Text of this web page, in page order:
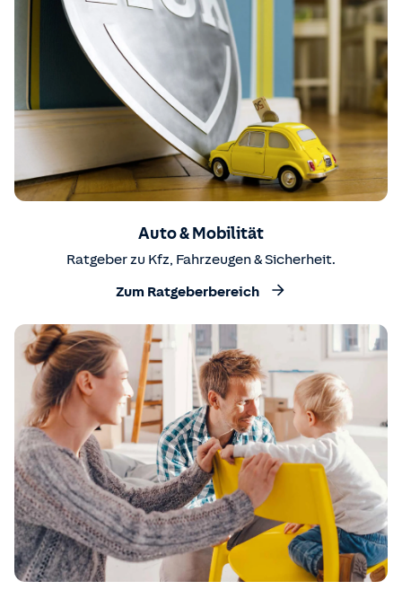
Auto & Mobilität
Ratgeber zu Kfz, Fahrzeugen & Sicherheit.
Zum Ratgeberbereich